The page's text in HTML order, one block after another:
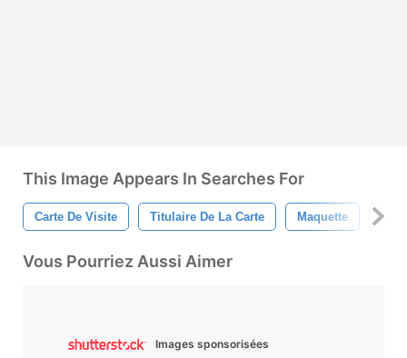
This Image Appears In Searches For
Carte De Visite Titulaire De La Carte Maquette
Vous Pourriez Aussi Aimer
Images sponsorisées